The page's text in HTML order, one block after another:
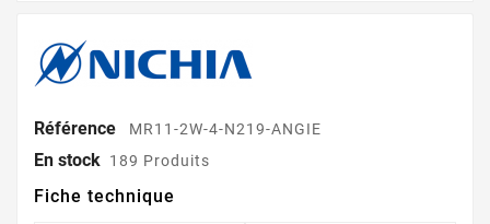
Référence MR11-2W-4-N219-ANGIE
En stock 189 Produits
Fiche technique